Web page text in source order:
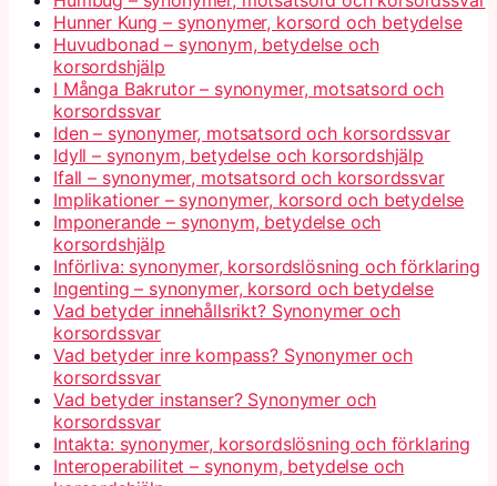
Hunner Kung – synonymer, korsord och betydelse
Huvudbonad – synonym, betydelse och
korsordshjälp
I Många Bakrutor – synonymer, motsatsord och
korsordssvar
Iden – synonymer, motsatsord och korsordssvar
Idyll – synonym, betydelse och korsordshjälp
Ifall – synonymer, motsatsord och korsordssvar
Implikationer – synonymer, korsord och betydelse
Imponerande – synonym, betydelse och
korsordshjälp
Införliva: synonymer, korsordslösning och förklaring
Ingenting – synonymer, korsord och betydelse
Vad betyder innehållsrikt? Synonymer och
korsordssvar
Vad betyder inre kompass? Synonymer och
korsordssvar
Vad betyder instanser? Synonymer och
korsordssvar
Intakta: synonymer, korsordslösning och förklaring
Interoperabilitet – synonym, betydelse och